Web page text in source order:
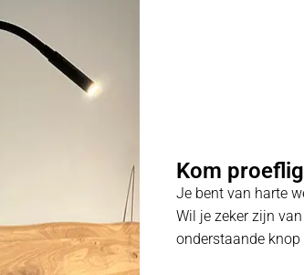
Kom
Je bent van harte
Wil je zeker zijn
onderstaande